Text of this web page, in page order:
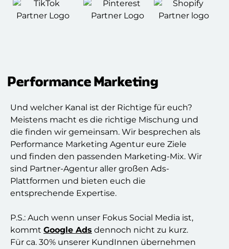
Performance Marketing
Und welcher Kanal ist der Richtige für euch?
Meistens macht es die richtige Mischung und
die finden wir gemeinsam. Wir besprechen als
Performance Marketing Agentur eure Ziele
und finden den passenden Marketing-Mix. Wir
sind Partner-Agentur aller großen Ads-
Plattformen und bieten euch die
entsprechende Expertise.
P.S.: Auch wenn unser Fokus Social Media ist,
kommt Google Ads dennoch nicht zu kurz.
Für ca. 30% unserer KundInnen übernehmen